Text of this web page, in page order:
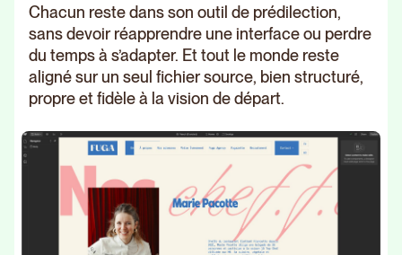
Chacun reste dans son outil de prédilection,
sans devoir réapprendre une interface ou perdre
du temps à s’adapter. Et tout le monde reste
aligné sur un seul fichier source, bien structuré,
propre et fidèle à la vision de départ.